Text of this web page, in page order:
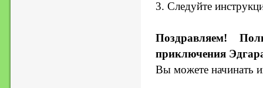
3. Следуйте
Поздравляем!
приключения
Вы можете начинать